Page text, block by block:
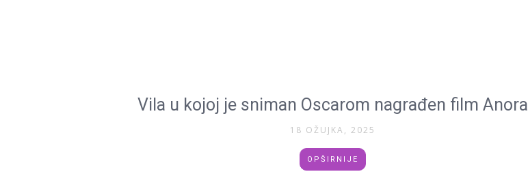
Vila u kojoj je sniman Oscarom nagrađen film Anora
18 OŽUJKA, 2025
OPŠIRNIJE